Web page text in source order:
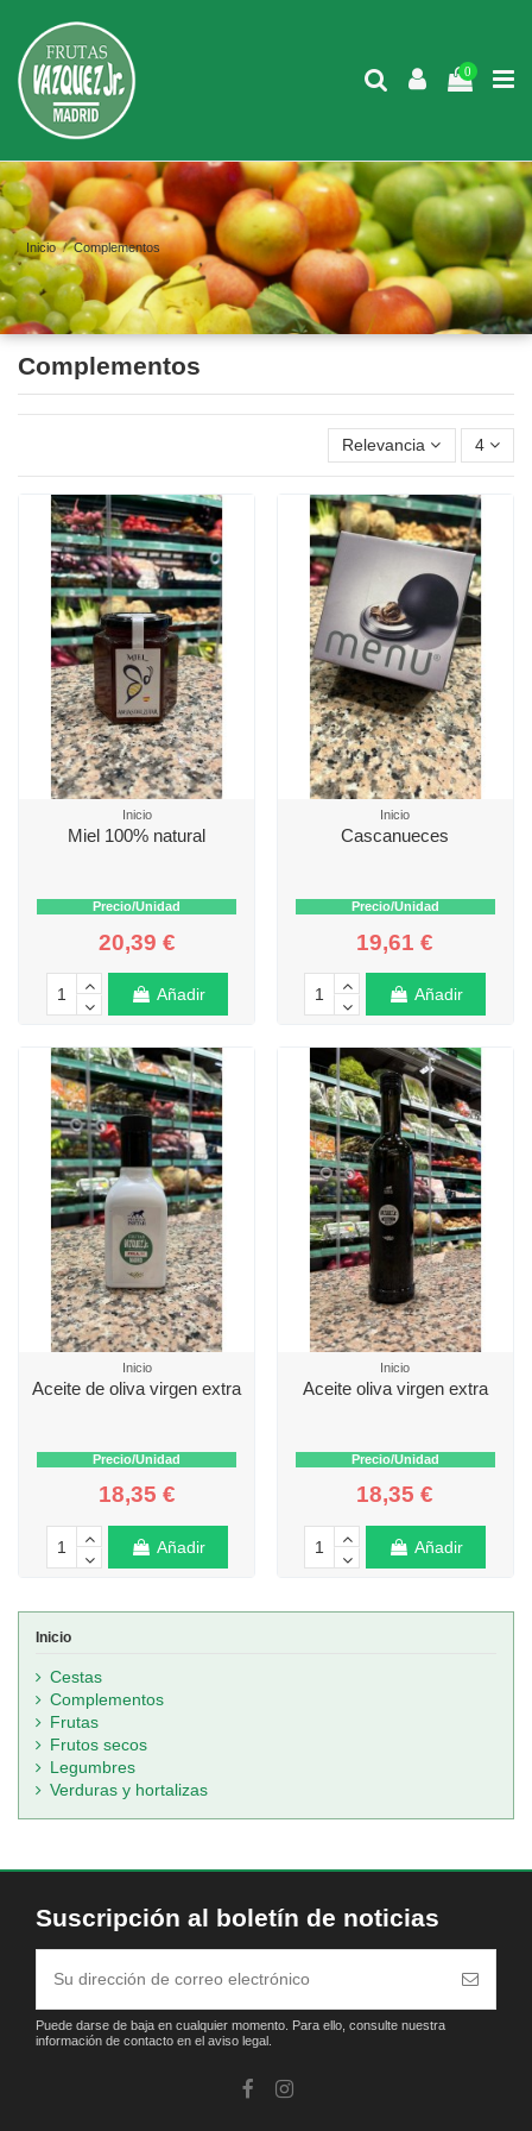
0
Inicio Complementos
Complementos
Relevancia 4
Inicio
Miel 100% natural
Precio/Unidad
20,39 €
Añadir
Inicio
Cascanueces
Precio/Unidad
19,61 €
Añadir
Inicio
Aceite de oliva virgen extra
Precio/Unidad
18,35 €
Añadir
Inicio
Aceite oliva virgen extra
Precio/Unidad
18,35 €
Añadir
Inicio
Cestas
Complementos
Frutas
Frutos secos
Legumbres
Verduras y hortalizas
Suscripción al boletín de noticias
Puede darse de baja en cualquier momento. Para ello, consulte nuestra
información de contacto en el aviso legal.